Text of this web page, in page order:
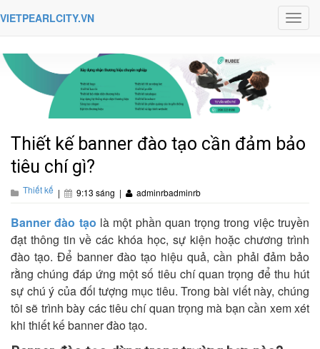
VIETPEARLCITY.VN
Thiết kế banner đào tạo cần đảm bảo
tiêu chí gì?
Thiết kế | 9:13 sáng | adminrbadminrb
Banner đào tạo là một phần quan trọng trong việc truyền
đạt thông tin về các khóa học, sự kiện hoặc chương trình
đào tạo. Để banner đào tạo hiệu quả, cần phải đảm bảo
rằng chúng đáp ứng một số tiêu chí quan trọng để thu hút
sự chú ý của đối tượng mục tiêu. Trong bài viết này, chúng
tôi sẽ trình bày các tiêu chí quan trọng mà bạn cần xem xét
khi thiết kế banner đào tạo.